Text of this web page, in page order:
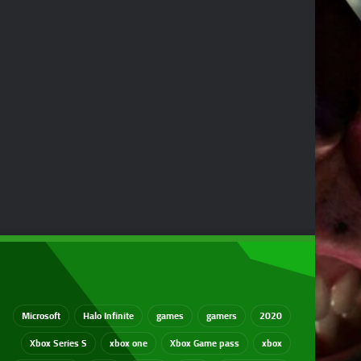
2020
gamers
games
Halo Infinite
Microsoft
xbox
Xbox Game pass
xbox one
Xbox Series S